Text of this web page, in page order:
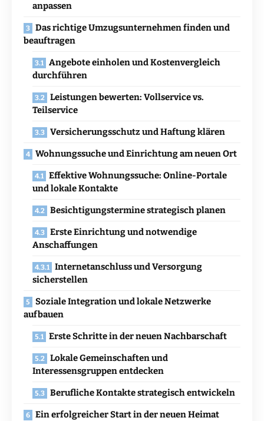
anpassen
Das richtige Umzugsunternehmen finden und
beauftragen
Angebote einholen und Kostenvergleich
durchführen
Leistungen bewerten: Vollservice vs.
Teilservice
Versicherungsschutz und Haftung klären
Wohnungssuche und Einrichtung am neuen Ort
Effektive Wohnungssuche: Online-Portale
und lokale Kontakte
Besichtigungstermine strategisch planen
Erste Einrichtung und notwendige
Anschaffungen
Internetanschluss und Versorgung
sicherstellen
Soziale Integration und lokale Netzwerke
aufbauen
Erste Schritte in der neuen Nachbarschaft
Lokale Gemeinschaften und
Interessensgruppen entdecken
Berufliche Kontakte strategisch entwickeln
Ein erfolgreicher Start in der neuen Heimat